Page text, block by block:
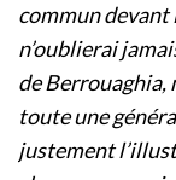
commun devant
n’oublierai
de Berrouaghia,
toute une
justement